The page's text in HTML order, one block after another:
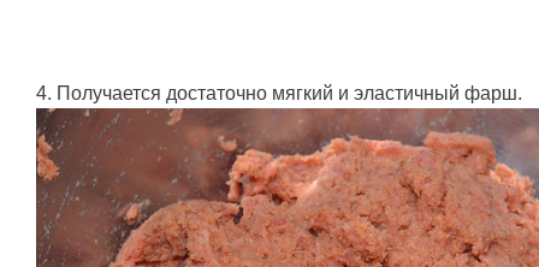
4. Получается достаточно мягкий и эластичный фарш.